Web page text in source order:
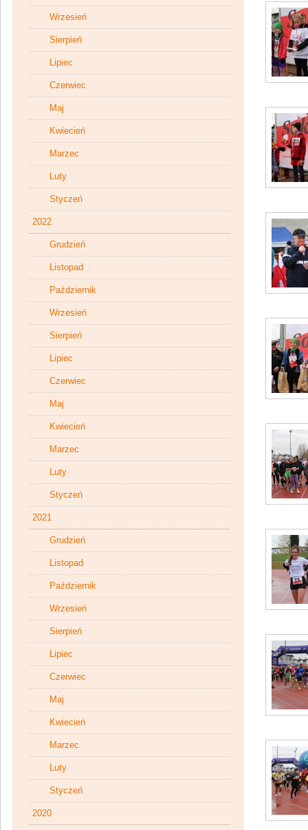
Wrzesień
Sierpień
Lipiec
Czerwiec
Maj
Kwiecień
Marzec
Luty
Styczeń
2022
Grudzień
Listopad
Październik
Wrzesień
Sierpień
Lipiec
Czerwiec
Maj
Kwiecień
Marzec
Luty
Styczeń
2021
Grudzień
Listopad
Październik
Wrzesień
Sierpień
Lipiec
Czerwiec
Maj
Kwiecień
Marzec
Luty
Styczeń
2020